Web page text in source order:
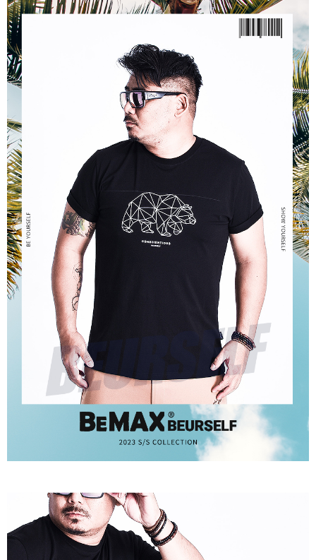
購買商品的店家。未經商家同意取消之訂單仍視為有效，需透過AFTEE先享
後付繳納相關費用。
※ 交易是否成功請以「AFTEE先享後付 」之結帳頁面顯示為準，若有關於
是否繳費成功／繳費後需取消欲退款等相關疑問，請聯繫「AFTEE先享後付
客戶支援中心」
https://netprotections.freshdesk.com/support/home
【注意事項】
１．透過由恩沛科技股份有限公司提供之「AFTEE先享後付」服務完成之交
易，需依本服務之必要範圍內提供個人資料，並將交易相關給付款項請求債
權轉讓予恩沛科技股份有限公司。
２．關於個人資料處理事宜，請瀏覽以下網址：
https://aftee.tw/terms/#terms3
３．未成年的使用者請事先徵得法定代理人或監護人之同意方可使用
「AFTEE先享後付」，若未經同意申辦者引起之損失，本公司不負相關責
任。
４．使用「AFTEE先享後付」時，將依據個別帳號之用戶狀況，依本公司即
時審查核予不同之上限額度；若仍有額度不足之情形，本公司將視審查結果
請求用戶進行身份認證。
５．嚴禁一人註冊多個帳號或使用他人資訊註冊。若發現惡意使用之情形，
恩沛科技股份有限公司將有權停止該用戶之使用額度並採取法律行動。
每筆NT$80，滿NT$1,200(含以上)免運費